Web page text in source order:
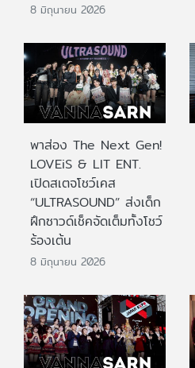
8 มิถุนายน 2026
พาส่อง The Next Gen!
LOVEiS & LIT ENT.
เปิดสเตจโชว์เคส
“ULTRASOUND” ส่งเด็ก
ฝึกซาวด์เช็คจัดเต็มทั้งโชว์
ร้องเต้น
8 มิถุนายน 2026